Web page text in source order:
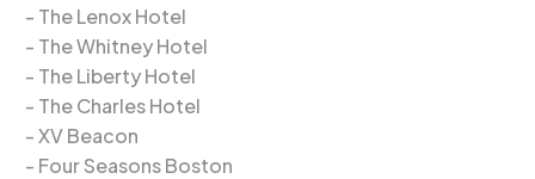
The Lenox Hotel
The Whitney Hotel
The Liberty Hotel
The Charles Hotel
XV Beacon
Four Seasons Boston